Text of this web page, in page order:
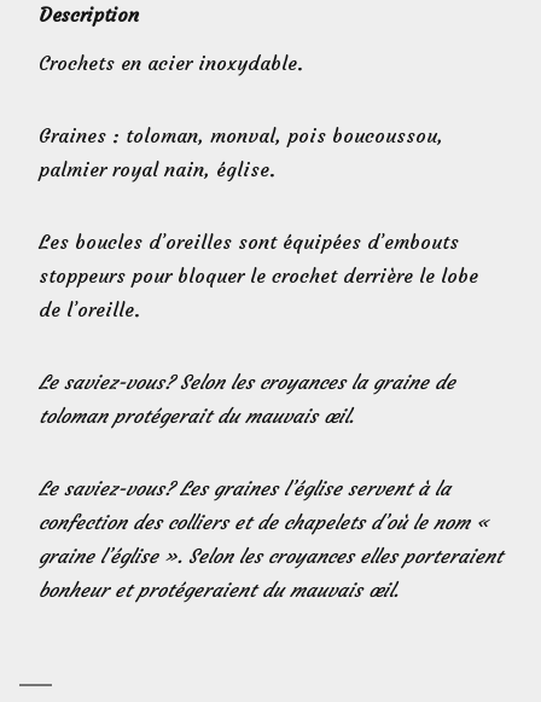
Description
Crochets en acier inoxydable.
Graines : toloman, monval, pois boucoussou,
palmier royal nain, église.
Les boucles d’oreilles sont équipées d’embouts
stoppeurs pour bloquer le crochet derrière le lobe
de l’oreille.
Le saviez-vous? Selon les croyances la graine de
toloman protégerait du mauvais œil.
Le saviez-vous? Les graines l’église servent à la
confection des colliers et de chapelets d’où le nom «
graine l’église ». Selon les croyances elles porteraient
bonheur et protégeraient du mauvais œil.